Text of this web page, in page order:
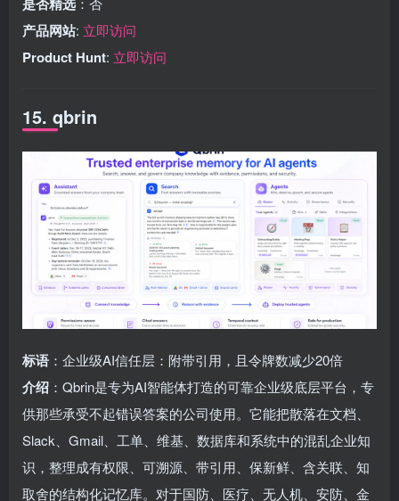
产品网站: 立即访问
Product Hunt: 立即访问
15. qbrin
标语 ：企业级AI信任层：附带引用，且令牌数减少20倍
介绍 ：Qbrin是专为AI智能体打造的可靠企业级底层平台，专
供那些承受不起错误答案的公司使用。它能把散落在文档、
Slack、Gmail、工单、维基、数据库和系统中的混乱企业知
识，整理成有权限、可溯源、带引用、保新鲜、含关联、知
取舍的结构化记忆库。对于国防、医疗、无人机、安防、金